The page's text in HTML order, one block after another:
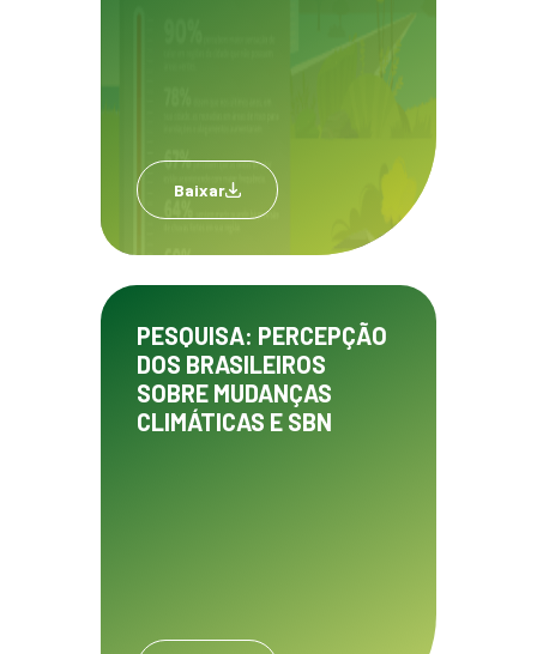
Baixar
PESQUISA: PERCEPÇÃO
DOS BRASILEIROS
SOBRE MUDANÇAS
CLIMÁTICAS E SBN